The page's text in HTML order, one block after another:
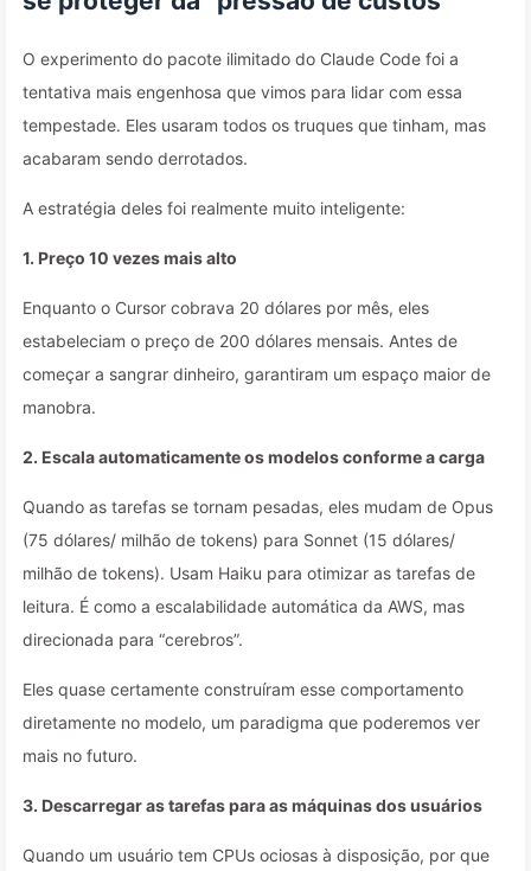
O experimento do pacote ilimitado do Claude Code foi a
tentativa mais engenhosa que vimos para lidar com essa
tempestade. Eles usaram todos os truques que tinham, mas
acabaram sendo derrotados.
A estratégia deles foi realmente muito inteligente:
1. Preço 10 vezes mais alto
Enquanto o Cursor cobrava 20 dólares por mês, eles
estabeleciam o preço de 200 dólares mensais. Antes de
começar a sangrar dinheiro, garantiram um espaço maior de
manobra.
2. Escala automaticamente os modelos conforme a carga
Quando as tarefas se tornam pesadas, eles mudam de Opus
(75 dólares/ milhão de tokens) para Sonnet (15 dólares/
milhão de tokens). Usam Haiku para otimizar as tarefas de
leitura. É como a escalabilidade automática da AWS, mas
direcionada para “cerebros”.
Eles quase certamente construíram esse comportamento
diretamente no modelo, um paradigma que poderemos ver
mais no futuro.
3. Descarregar as tarefas para as máquinas dos usuários
Quando um usuário tem CPUs ociosas à disposição, por que